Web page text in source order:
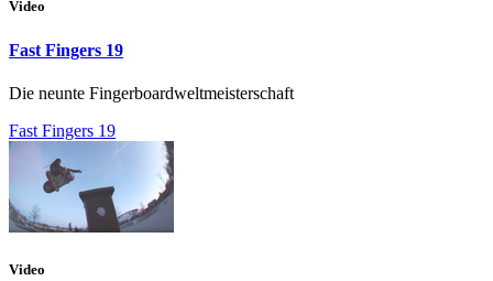
Video
Fast Fingers 19
Die neunte Fingerboardweltmeisterschaft
Fast Fingers 19
Video